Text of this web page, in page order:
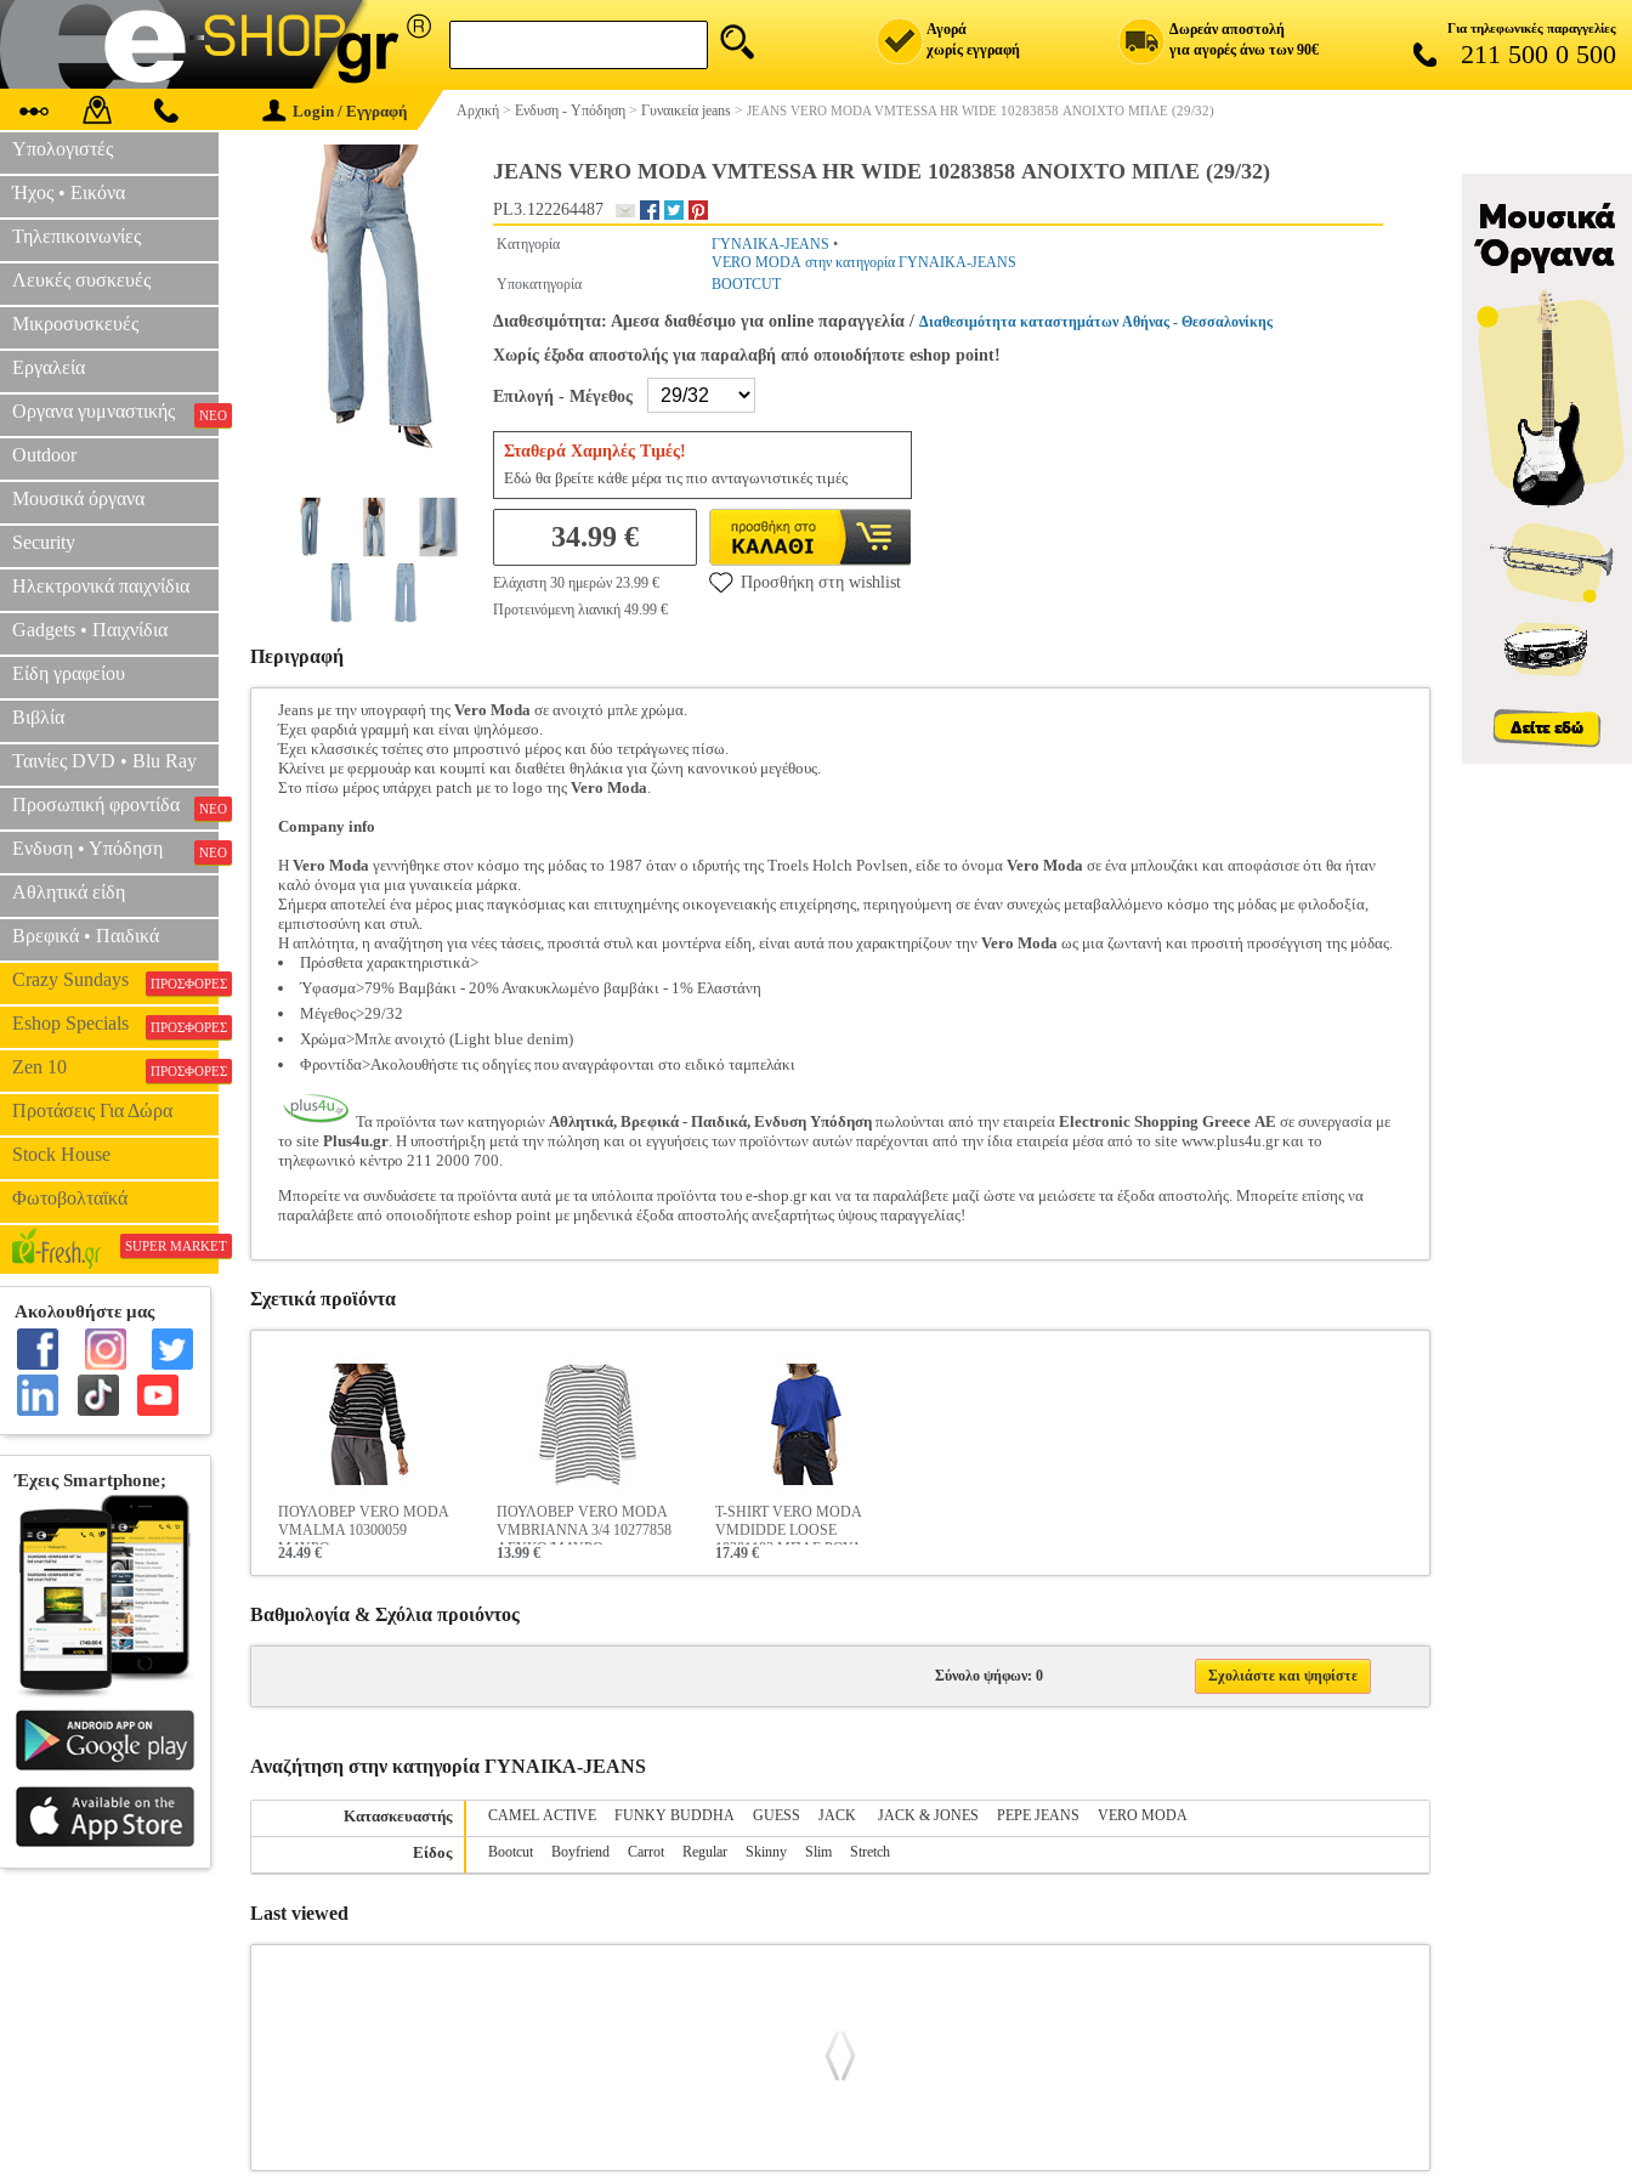
Αγορά
χωρίς εγγραφή
Δωρεάν αποστολή
για αγορές άνω των 90€
Για τηλεφωνικές παραγγελίες
211 500 0 500
Login / Εγγραφή Αρχική > Ενδυση - Υπόδηση > Γυναικεία jeans > JEANS VERO MODA VMTESSA HR WIDE 10283858 ΑΝΟΙΧΤΟ ΜΠΛΕ (29/32)
Υπολογιστές
Ήχος • Εικόνα
Τηλεπικοινωνίες
Λευκές συσκευές
Μικροσυσκευές
Εργαλεία
Οργανα γυμναστικής ΝΕΟ
Outdoor
Μουσικά όργανα
Security
Ηλεκτρονικά παιχνίδια
Gadgets • Παιχνίδια
Είδη γραφείου
Βιβλία
Ταινίες DVD • Blu Ray
Προσωπική φροντίδα ΝΕΟ
Ενδυση • Υπόδηση ΝΕΟ
Αθλητικά είδη
Βρεφικά • Παιδικά
Crazy Sundays ΠΡΟΣΦΟΡΕΣ
Eshop Specials ΠΡΟΣΦΟΡΕΣ
Zen 10 ΠΡΟΣΦΟΡΕΣ
Προτάσεις Για Δώρα
Stock House
Φωτοβολταϊκά
SUPER MARKET
JEANS VERO MODA VMTESSA HR WIDE 10283858 ΑΝΟΙΧΤΟ ΜΠΛΕ (29/32)
PL3.122264487
Κατηγορία ΓΥΝΑΙΚΑ-JEANS •
VERO MODA στην κατηγορία ΓΥΝΑΙΚΑ-JEANS
Υποκατηγορία
BOOTCUT
Διαθεσιμότητα: Αμεσα διαθέσιμο για online παραγγελία / Διαθεσιμότητα καταστημάτων Αθήνας - Θεσσαλονίκης
Χωρίς έξοδα αποστολής για παραλαβή από οποιοδήποτε eshop point!
Επιλογή - Μέγεθος
Σταθερά Χαμηλές Τιμές!
Εδώ θα βρείτε κάθε μέρα τις πιο ανταγωνιστικές τιμές
34.99 €
Ελάχιστη 30 ημερών 23.99 €
Προτεινόμενη λιανική 49.99 €
Προσθήκη στη wishlist
Περιγραφή
Jeans με την υπογραφή της Vero Moda σε ανοιχτό μπλε χρώμα.
Έχει φαρδιά γραμμή και είναι ψηλόμεσο.
Έχει κλασσικές τσέπες στο μπροστινό μέρος και δύο τετράγωνες πίσω.
Κλείνει με φερμουάρ και κουμπί και διαθέτει θηλάκια για ζώνη κανονικού μεγέθους.
Στο πίσω μέρος υπάρχει patch με το logo της Vero Moda.
Company info
Η Vero Moda γεννήθηκε στον κόσμο της μόδας το 1987 όταν ο ιδρυτής της Troels Holch Povlsen, είδε το όνομα Vero Moda σε ένα μπλουζάκι και αποφάσισε ότι θα ήταν
καλό όνομα για μια γυναικεία μάρκα.
Σήμερα αποτελεί ένα μέρος μιας παγκόσμιας και επιτυχημένης οικογενειακής επιχείρησης, περιηγούμενη σε έναν συνεχώς μεταβαλλόμενο κόσμο της μόδας με φιλοδοξία,
εμπιστοσύνη και στυλ.
Η απλότητα, η αναζήτηση για νέες τάσεις, προσιτά στυλ και μοντέρνα είδη, είναι αυτά που χαρακτηρίζουν την Vero Moda ως μια ζωντανή και προσιτή προσέγγιση της μόδας.
Πρόσθετα χαρακτηριστικά>
Ύφασμα>79% Βαμβάκι - 20% Ανακυκλωμένο βαμβάκι - 1% Ελαστάνη
Μέγεθος>29/32
Χρώμα>Μπλε ανοιχτό (Light blue denim)
Φροντίδα>Ακολουθήστε τις οδηγίες που αναγράφονται στο ειδικό ταμπελάκι
Τα προϊόντα των κατηγοριών Αθλητικά, Βρεφικά - Παιδικά, Ενδυση Υπόδηση πωλούνται από την εταιρεία Electronic Shopping Greece ΑΕ σε συνεργασία με
το site Plus4u.gr. Η υποστήριξη μετά την πώληση και οι εγγυήσεις των προϊόντων αυτών παρέχονται από την ίδια εταιρεία μέσα από το site www.plus4u.gr και το
τηλεφωνικό κέντρο 211 2000 700.
Μπορείτε να συνδυάσετε τα προϊόντα αυτά με τα υπόλοιπα προϊόντα του e-shop.gr και να τα παραλάβετε μαζί ώστε να μειώσετε τα έξοδα αποστολής. Μπορείτε επίσης να
παραλάβετε από οποιοδήποτε eshop point με μηδενικά έξοδα αποστολής ανεξαρτήτως ύψους παραγγελίας!
Σχετικά προϊόντα
ΠΟΥΛΟΒΕΡ VERO MODA
VMALMA 10300059
ΜΑΥΡΟ
24.49 €
ΠΟΥΛΟΒΕΡ VERO MODA
VMBRIANNA 3/4 10277858
ΛΕΥΚΟ/ΜΑΥΡΟ
13.99 €
T-SHIRT VERO MODA
VMDIDDE LOOSE
10301183 ΜΠΛΕ ΡΟΥΑ
17.49 €
Βαθμολογία & Σχόλια προιόντος
Σύνολο ψήφων: 0 Σχολιάστε και ψηφίστε
Αναζήτηση στην κατηγορία ΓΥΝΑΙΚΑ-JEANS
Κατασκευαστής CAMEL ACTIVE FUNKY BUDDHA GUESS JACK JACK & JONES PEPE JEANS VERO MODA
Είδος Bootcut Boyfriend Carrot Regular Skinny Slim Stretch
Last viewed